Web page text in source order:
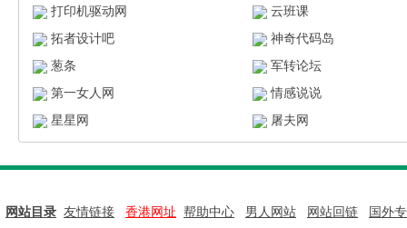
打印机驱动网
云班课
拓者设计吧
神奇代码岛
葱条
军转论坛
第一女人网
情感说说
星星网
屠夫网
网站目录 友情链接 香港网址 帮助中心 男人网站 网站回链
国外